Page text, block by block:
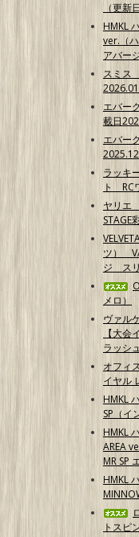
（更新
HMKL
ver.（
アバー
スミス
エバー
載日
エバー
ラッキ
ト RC
ヤリエ
STAGE
ツ）
ジ ス
メロ）
ヴァル
【大会
ラッシ
オフィ
イヤル
HMKL
SP（イ
HMKL
AREA
MR SP
HMKL
トスピ